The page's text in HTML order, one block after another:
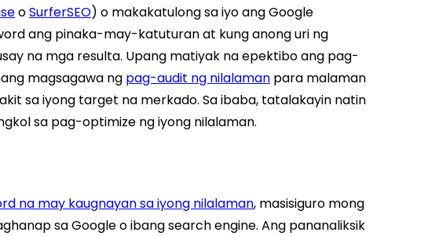
oSurferSEO) o makakatulong sa iyo ang Google
ang pinaka-may-katuturan at kung anong uri ng
na mga resulta. Upang matiyak na epektibo ang pag-
magsagawa ng pag-audit ng nilalaman para malaman
sa iyong target na merkado. Sa ibaba, tatalakayin natin
sa pag-optimize ng iyong nilalaman.
na may kaugnayan sa iyong nilalaman, masisiguro mong
sa Google o ibang search engine. Ang pananaliksik